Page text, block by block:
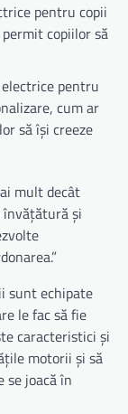
pentru copii
copiilor să
pentru
cum ar
să își creeze
mult decât
și
sunt echipate
le fac să fie
caracteristici și
motorii și să
se joacă în